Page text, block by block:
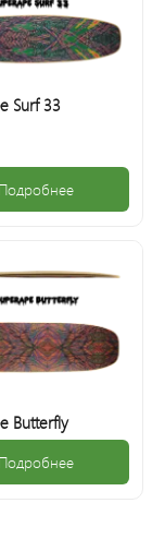
Surf 33
Подробнее
Butterfly
Подробнее